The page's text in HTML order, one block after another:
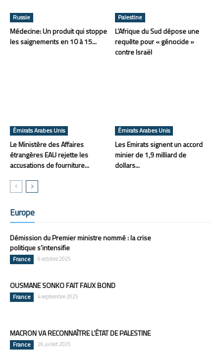
Russie
Médecine: Un produit qui stoppe
les saignements en 10 à 15...
Palestine
L’Afrique du Sud dépose une
requête pour « génocide »
contre Israël
Émirats Arabes Unis
Le Ministère des Affaires
étrangères EAU rejette les
accusations de fourniture...
Émirats Arabes Unis
Les Emirats signent un accord
minier de 1,9 milliard de
dollars...
Europe
Démission du Premier ministre nommé : la crise
politique s’intensifie
France 6 octobre 2025
OUSMANE SONKO FAIT FAUX BOND
France 4 septembre 2025
MACRON VA RECONNAÎTRE L’ÉTAT DE PALESTINE
France 26 juillet 2025